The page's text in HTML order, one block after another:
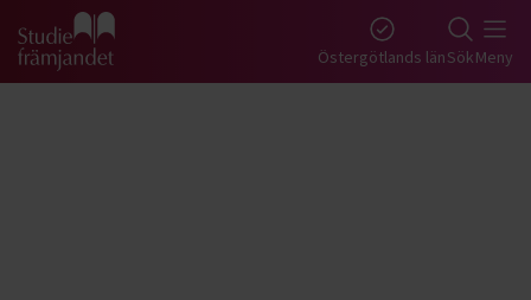
Gå till studiefrämjandets startsida Östergötlands länSökMeny